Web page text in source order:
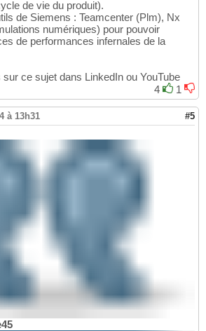
de vie du produit).
de Siemens : Teamcenter (Plm), Nx
numériques) pour pouvoir
de performances infernales de la
ce sujet dans LinkedIn ou YouTube
4
1
à 13h31 #5